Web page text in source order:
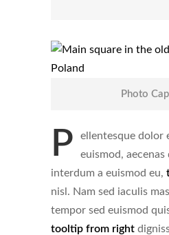
Photo
P
ellentesque dolor
euismod, aecenas
interdum a euismod eu,
nisl. Nam sed iaculis
tempor sed euismod
tooltip from right